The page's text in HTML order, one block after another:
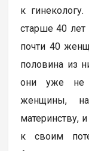
к
старше 40 лет
почти 40
половина из
они уже не
женщины,
материнству,
к своим